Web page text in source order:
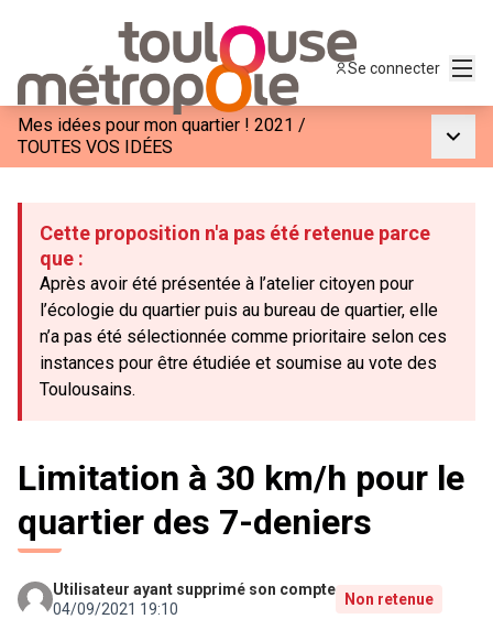
Se connecter
Mes idées pour mon quartier ! 2021 /
TOUTES VOS IDÉES
Cette proposition n'a pas été retenue parce
que :
Après avoir été présentée à l’atelier citoyen pour
l’écologie du quartier puis au bureau de quartier, elle
n’a pas été sélectionnée comme prioritaire selon ces
instances pour être étudiée et soumise au vote des
Toulousains.
Limitation à 30 km/h pour le
quartier des 7-deniers
Utilisateur ayant supprimé son compte
04/09/2021 19:10
Non retenue